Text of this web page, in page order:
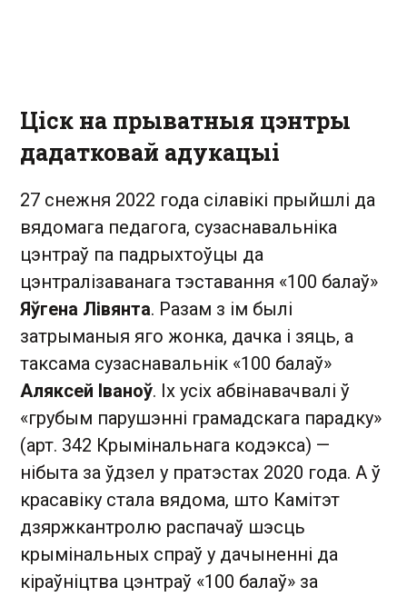
Ціск на прыватныя цэнтры
дадатковай адукацыі
27 снежня 2022 года сілавікі прыйшлі да
вядомага педагога, сузаснавальніка
цэнтраў па падрыхтоўцы да
цэнтралізаванага тэставання «100 балаў»
Яўгена Лівянта. Разам з ім былі
затрыманыя яго жонка, дачка і зяць, а
таксама сузаснавальнік «100 балаў»
Аляксей Іваноў. Іх усіх абвінавачвалі ў
«грубым парушэнні грамадскага парадку»
(арт. 342 Крымінальнага кодэкса) —
нібыта за ўдзел у пратэстах 2020 года. А ў
красавіку стала вядома, што Камітэт
дзяржкантролю распачаў шэсць
крымінальных спраў у дачыненні да
кіраўніцтва цэнтраў «100 балаў» за